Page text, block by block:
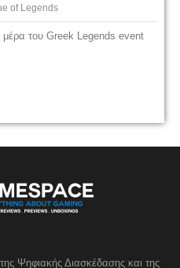
of Legends
του Greek Legends event
Ψηφιακής Διασκέδασης και της